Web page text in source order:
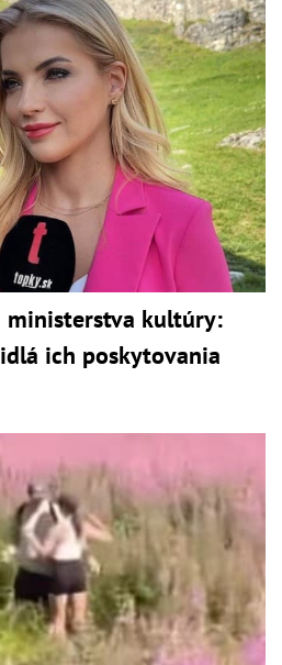
ministerstva kultúry:
ich poskytovania